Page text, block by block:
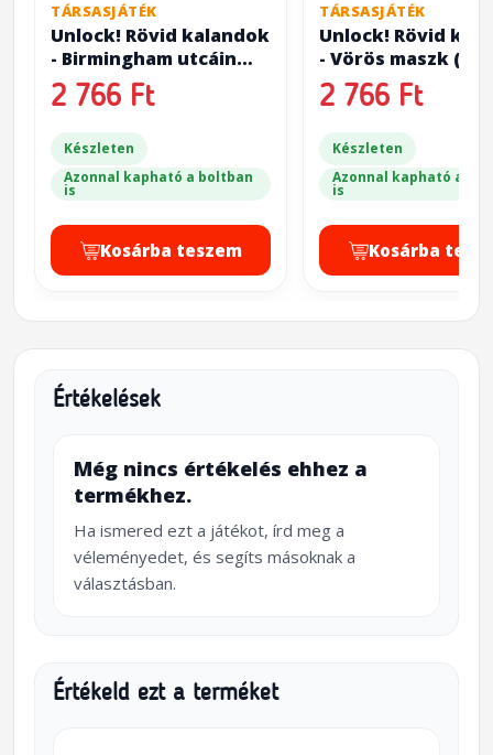
TÁRSASJÁTÉK
Unlock! Rövid kalandok
- Birmingham utcáin
(Unlock!: Short
Adventures - The
2 766 Ft
Készleten
Azonnal kapható a boltban
is
Kosárba teszem
TÁRSASJÁTÉK
Unlock! Rövid
- Vörös maszk
Short Adventures
Mask)
2 766 Ft
Készleten
Azonnal kapható a
is
Kosárba
Értékelések
Még nincs értékelés ehhez a
termékhez.
Ha ismered ezt a játékot, írd meg a
véleményedet, és segíts másoknak a
választásban.
Értékeld ezt a terméket